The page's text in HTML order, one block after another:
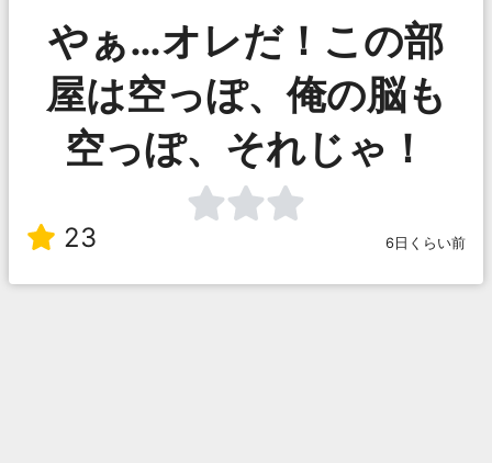
やぁ…オレだ！この部
屋は空っぽ、俺の脳も
空っぽ、それじゃ！
23 6日くらい前